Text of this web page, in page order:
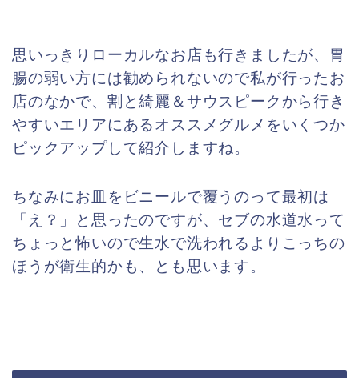
思いっきりローカルなお店も行きましたが、胃
腸の弱い方には勧められないので私が行ったお
店のなかで、割と綺麗＆サウスピークから行き
やすいエリアにあるオススメグルメをいくつか
ピックアップして紹介しますね。
ちなみにお皿をビニールで覆うのって最初は
「え？」と思ったのですが、セブの水道水って
ちょっと怖いので生水で洗われるよりこっちの
ほうが衛生的かも、とも思います。